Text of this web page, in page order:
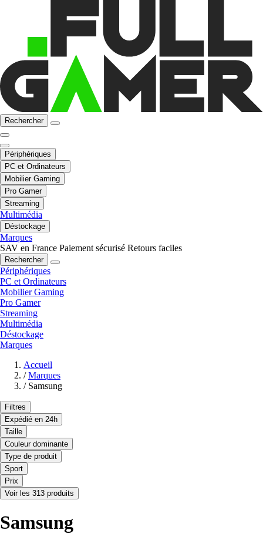
Rechercher
Périphériques
PC et Ordinateurs
Mobilier Gaming
Pro Gamer
Streaming
Multimédia
Déstockage
Marques
SAV en France Paiement sécurisé Retours faciles
Rechercher
Périphériques
PC et Ordinateurs
Mobilier Gaming
Pro Gamer
Streaming
Multimédia
Déstockage
Marques
Accueil
/ Marques
/ Samsung
Filtres
Expédié en 24h
Taille
Couleur dominante
Type de produit
Sport
Prix
Voir les 313 produits
Samsung